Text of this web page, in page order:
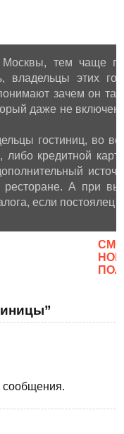
тем чаще
владельцы этих
зачем он
даже не
гостиниц, во
либо кредитной
ресторане. А при
если
сообщения.